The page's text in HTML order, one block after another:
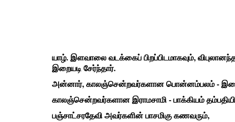
யாழ். இளவாலை வடக்கைப் பிறப்பிடமாகவும்,
இறையடி சேர்ந்தார்.
அன்னார், காலஞ்சென்றவர்களான பொன்னம்பலம் -
காலஞ்சென்றவர்களான இராமசாமி - பாக்கியம்
பஞ்சாட்சரதேவி அவர்களின் பாசமிகு கணவரும்,